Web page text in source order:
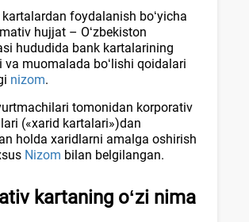
foydalanish boʻyicha
hujjat – Oʻzbekiston
hududida bank kartalarining
va muomalada boʻlishi qoidalari
nizom.
tomonidan korporativ
(«хarid kartalari»)dan
holda хaridlarni amalga oshirish
Nizom bilan belgilangan.
kartaning oʻzi nima